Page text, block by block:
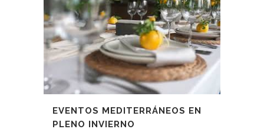
EVENTOS MEDITERRÁNEOS EN
PLENO INVIERNO